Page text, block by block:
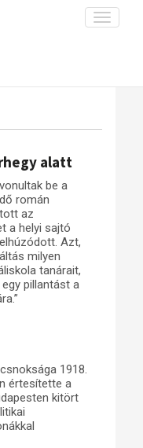
Toggle
alatt)
alatt
be a
román
az
a helyi sajtó
Azt,
milyen
tanárait,
pillantást a
1918.
értesítette a
kitört